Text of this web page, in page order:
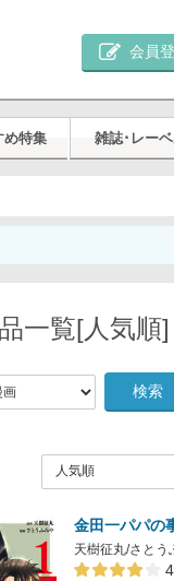
会員
め特集 雑誌･レー
一覧[人気順]
検索
金田一パパの
天樹征丸/さとう